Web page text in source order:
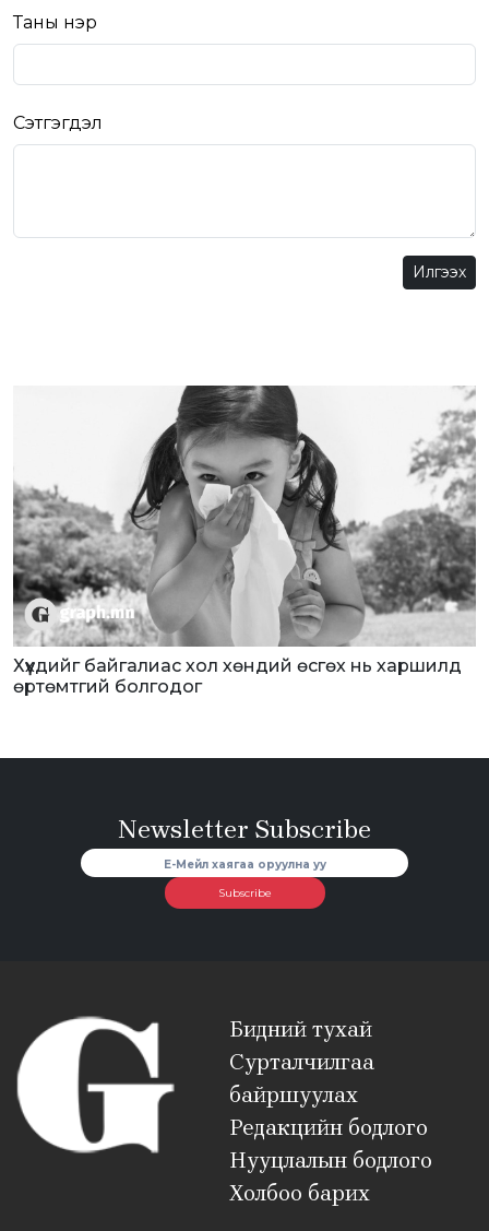
Таны нэр
Сэтгэгдэл
Илгээх
Хүүхдийг байгалиас хол хөндий өсгөх нь харшилд
өртөмтгий болгодог
Newsletter Subscribe
Subscribe
Бидний тухай
Сурталчилгаа
байршуулах
Редакцийн бодлого
Нууцлалын бодлого
Холбоо барих